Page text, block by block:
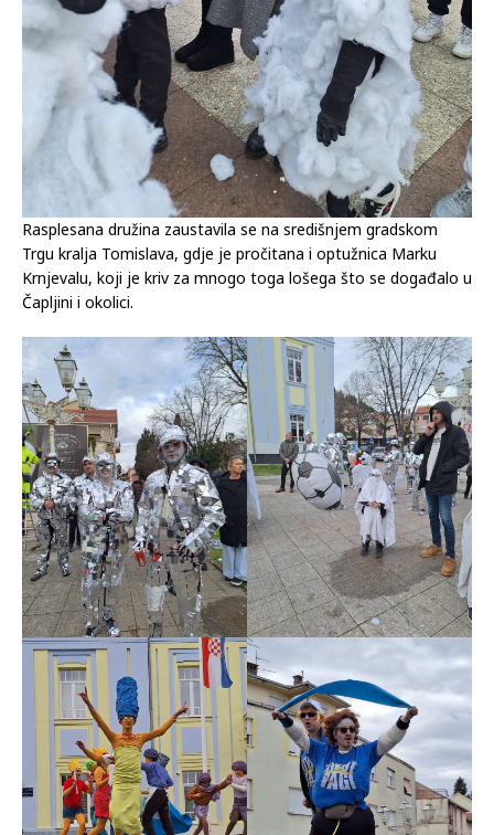
Rasplesana družina zaustavila se na središnjem gradskom
Trgu kralja Tomislava, gdje je pročitana i optužnica Marku
Krnjevalu, koji je kriv za mnogo toga lošega što se događalo u
Čapljini i okolici.